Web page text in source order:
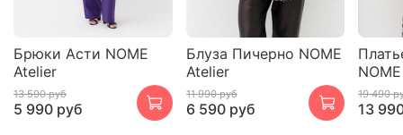
Брюки Асти NOME
Atelier
13 590 руб
5 990 руб
Блуза Пичерно NOME
Atelier
11 990 руб
6 590 руб
19 490
13